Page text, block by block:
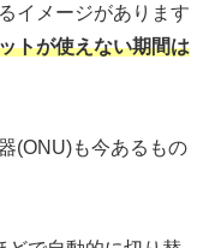
イメージがあります
トが使えない期間は
(ONU)も今あるもの